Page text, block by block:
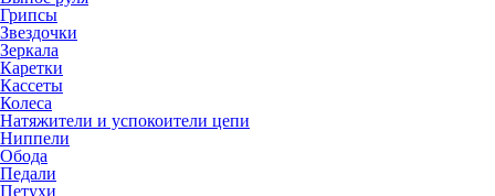
Грипсы
Звездочки
Зеркала
Каретки
Кассеты
Колеса
Натяжители и успокоители цепи
Ниппели
Обода
Педали
Петухи